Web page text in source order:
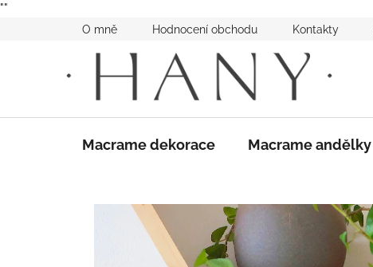
""
O mně Hodnocení obchodu Kontakty
Macrame dekorace Macrame andělky